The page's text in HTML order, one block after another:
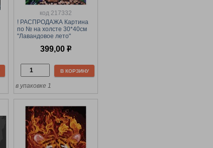
код 217332
! РАСПРОДАЖА Картина
по № на холсте 30*40см
"Лавандовое лето"
СОВЫ, с акрил. красками
399,00 р
В КОРЗИНУ
в упаковке 1